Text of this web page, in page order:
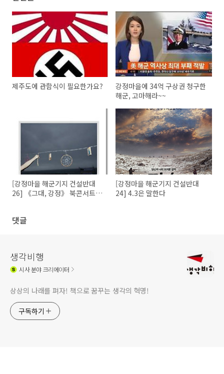
제주도에 관함식이 필요한가요?
강정마을에 34억 구상권 청구한
해군, 고마해라~~
[강정마을 해군기지 건설반대
26] 《그대, 강정》 북콘서트 후
[강정마을 해군기지 건설반대
24] 4.3은 말한다
댓글
생각비행
시사분야 크리에이터
상상의 나래를 펴자! 책으로 꿈꾸는 생각의 혁명!
구독하기